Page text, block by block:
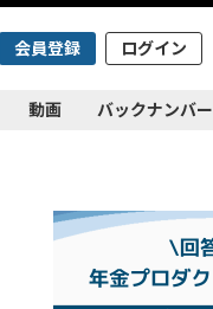
会員登録 ログイン
動画 バックナンバー